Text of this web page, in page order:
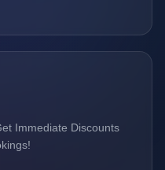
Immediate Discounts